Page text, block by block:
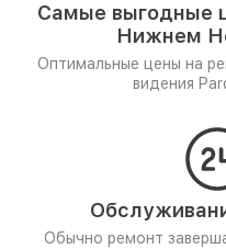
Самые выгодные
Нижнем
Оптимальные цены на
видения
Обычно ремонт